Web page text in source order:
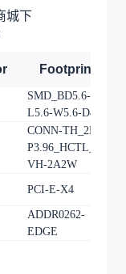
城下
Footprint
SMD_BD5.6-
L5.6-W5.6-D4.1
CONN-TH_2P-
P3.96_HCTL_HC-
VH-2A2W
PCI-E-X4
ADDR0262-
EDGE